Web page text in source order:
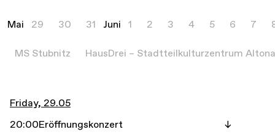
Mai 29 30 31 Juni 1 2 3 4 5 6 7
MS Stubnitz HausDrei – Stadtteilkulturzentrum
Friday, 29.05
20:00Eröffnungskonzert